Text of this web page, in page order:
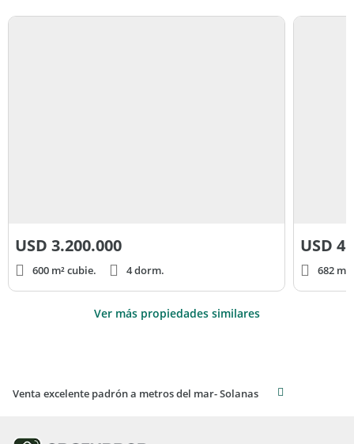
USD 3.200.000
600 m² cubie. 4 dorm.
USD
682
Ver más propiedades similares
Venta excelente padrón a metros del mar- Solanas